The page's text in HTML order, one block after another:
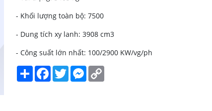
- Khối lượng toàn bộ: 7500
- Dung tích xy lanh: 3908 cm3
- Công suất lớn nhất: 100/2900 KW/vg/ph
Share Facebook
TwitterMessenger